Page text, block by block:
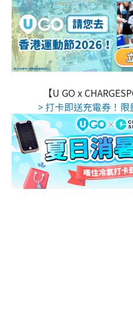
【U GO x
> 打卡即送充電券！